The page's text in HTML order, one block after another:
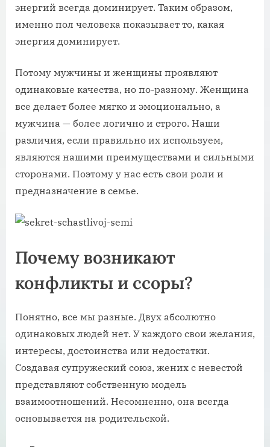
энергий всегда доминирует. Таким образом,
именно пол человека показывает то, какая
энергия доминирует.
Потому мужчины и женщины проявляют
одинаковые качества, но по-разному. Женщина
все делает более мягко и эмоционально, а
мужчина — более логично и строго. Наши
различия, если правильно их используем,
являются нашими преимуществами и сильными
сторонами. Поэтому у нас есть свои роли и
предназначение в семье.
Почему возникают
конфликты и ссоры?
Понятно, все мы разные. Двух абсолютно
одинаковых людей нет. У каждого свои желания,
интересы, достоинства или недостатки.
Создавая супружеский союз, жених с невестой
представляют собственную модель
взаимоотношений. Несомненно, она всегда
основывается на родительской.